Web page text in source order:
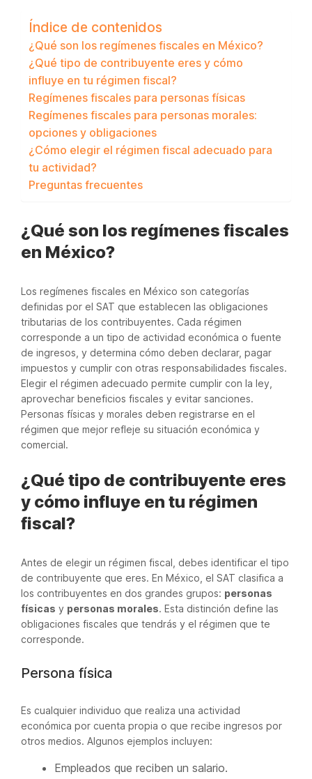
Índice de contenidos
¿Qué son los regímenes fiscales en México?
¿Qué tipo de contribuyente eres y cómo
influye en tu régimen fiscal?
Regímenes fiscales para personas físicas
Regímenes fiscales para personas morales:
opciones y obligaciones
¿Cómo elegir el régimen fiscal adecuado para
tu actividad?
Preguntas frecuentes
¿Qué son los regímenes fiscales
en México?
Los regímenes fiscales en México son categorías
definidas por el SAT que establecen las obligaciones
tributarias de los contribuyentes. Cada régimen
corresponde a un tipo de actividad económica o fuente
de ingresos, y determina cómo deben declarar, pagar
impuestos y cumplir con otras responsabilidades fiscales.
Elegir el régimen adecuado permite cumplir con la ley,
aprovechar beneficios fiscales y evitar sanciones.
Personas físicas y morales deben registrarse en el
régimen que mejor refleje su situación económica y
comercial.
¿Qué tipo de contribuyente eres
y cómo influye en tu régimen
fiscal?
Antes de elegir un régimen fiscal, debes identificar el tipo
de contribuyente que eres. En México, el SAT clasifica a
los contribuyentes en dos grandes grupos: personas
físicas y personas morales. Esta distinción define las
obligaciones fiscales que tendrás y el régimen que te
corresponde.
Persona física
Es cualquier individuo que realiza una actividad
económica por cuenta propia o que recibe ingresos por
otros medios. Algunos ejemplos incluyen:
Empleados que reciben un salario.